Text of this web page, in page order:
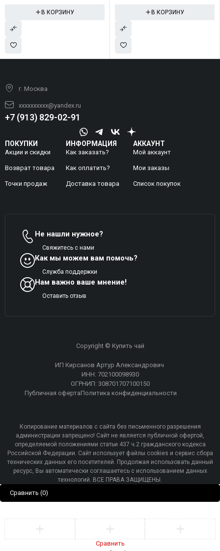
В КОРЗИНУ В КОРЗИНУ
г. Москва
xxxxxxxxxx@yandex.ru
+7 (913) 829-02-91
ПОКУПКИ
Акции и скидки
Возврат товара
Точки продаж
ИНФОРМАЦИЯ
Как заказать?
Как оплатить?
Доставка товара
АККАУНТ
Мой аккаунт
Mои заказы
Список покупок
Не нашли нужное?
Свяжитесь с нами
Как мы можем вам помочь?
Служба поддержки
Нам важно ваше мнение!
Оставить отзыв
Copyright © Купить чай
ИП Кирсанов Артур Александрович
ИНН: 702100098930
ОГРНИП: 308701707100150
Публичная офертаПолитика конфиденциальности
Копирование материалов с сайта без письменного разрешения
администрации запрещено! Сайт не является публичной офертой,
определяемой положениями статьи 437 ч.2 гражданского кодекса
Российской Федерации. Сайт использует файлы cookies и сервис сбора
технических данных его посетителей. Продолжая использовать данный
ресурс, Вы автоматически соглашаетесь с использованием данных
технологий. ВСЕ ПРАВА ЗАЩИЩЕНЫ.
Сравнить (0)
Сравнить